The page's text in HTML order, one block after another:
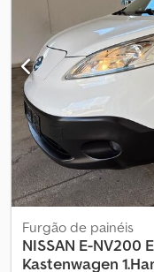
Furgão de painéis
NISSAN E-NV200
Kastenwagen